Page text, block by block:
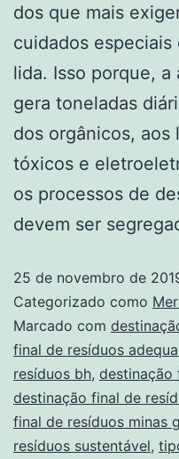
dos que mais
cuidados
lida. Isso porque, a
gera toneladas
dos orgânicos, aos
tóxicos e
os processos de
devem ser
25 de novembro de
Categorizado como
Marcado com
final de resíduos
resíduos bh, destinação
destinação final de
final de resíduos minas
resíduos sustentável,